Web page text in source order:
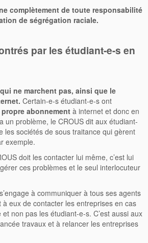
complètement de toute responsabilité
de ségrégation raciale.
par les étudiant-e-s en
ne marchent pas, ainsi que le
Certain-e-s étudiant-e-s ont
abonnement à internet et donc en
un problème, le CROUS dit aux étudiant-
les sociétés de sous traitance qui gèrent
exemple.
doit les contacter lui même, c’est lui
ces problèmes et le seul interlocuteur
à communiquer à tous ses agents
à eux de contacter les entreprises en cas
non pas les étudiant-e-s. C’est aussi aux
travaux et à relancer les entreprises